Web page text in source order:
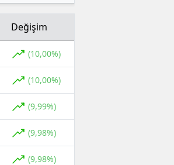
Değişim
(10,00%)
(10,00%)
(9,99%)
(9,98%)
(9,98%)